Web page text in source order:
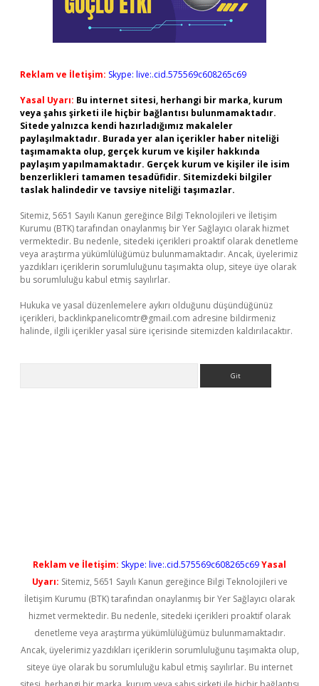
Reklam ve İletişim: Skype: live:.cid.575569c608265c69
Yasal Uyarı: Bu internet sitesi, herhangi bir marka, kurum
veya şahıs şirketi ile hiçbir bağlantısı bulunmamaktadır.
Sitede yalnızca kendi hazırladığımız makaleler
paylaşılmaktadır. Burada yer alan içerikler haber niteliği
taşımamakta olup, gerçek kurum ve kişiler hakkında
paylaşım yapılmamaktadır. Gerçek kurum ve kişiler ile isim
benzerlikleri tamamen tesadüfidir. Sitemizdeki bilgiler
taslak halindedir ve tavsiye niteliği taşımazlar.
Sitemiz, 5651 Sayılı Kanun gereğince Bilgi Teknolojileri ve İletişim
Kurumu (BTK) tarafından onaylanmış bir Yer Sağlayıcı olarak hizmet
vermektedir. Bu nedenle, sitedeki içerikleri proaktif olarak denetleme
veya araştırma yükümlülüğümüz bulunmamaktadır. Ancak, üyelerimiz
yazdıkları içeriklerin sorumluluğunu taşımakta olup, siteye üye olarak
bu sorumluluğu kabul etmiş sayılırlar.
Hukuka ve yasal düzenlemelere aykırı olduğunu düşündüğünüz
içerikleri, backlinkpanelicomtr@gmail.com adresine bildirmeniz
halinde, ilgili içerikler yasal süre içerisinde sitemizden kaldırılacaktır.
Reklam ve İletişim: Skype: live:.cid.575569c608265c69Yasal
Uyarı: Sitemiz, 5651 Sayılı Kanun gereğince Bilgi Teknolojileri ve
İletişim Kurumu (BTK) tarafından onaylanmış bir Yer Sağlayıcı olarak
hizmet vermektedir. Bu nedenle, sitedeki içerikleri proaktif olarak
denetleme veya araştırma yükümlülüğümüz bulunmamaktadır.
Ancak, üyelerimiz yazdıkları içeriklerin sorumluluğunu taşımakta olup,
siteye üye olarak bu sorumluluğu kabul etmiş sayılırlar. Bu internet